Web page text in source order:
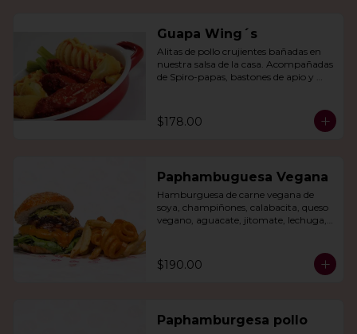
Guapa Wing´s
Alitas de pollo crujientes bañadas en
nuestra salsa de la casa. Acompañadas
de Spiro-papas, bastones de apio y
$178.00
Paphambuguesa Vegana
Hamburguesa de carne vegana de
soya, champiñones, calabacita, queso
vegano, aguacate, jitomate, lechuga,
$190.00
Paphamburgesa pollo